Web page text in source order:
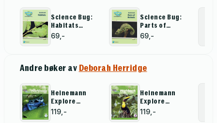
Science Bug:
Habitats
Workbook
69,-
Science Bug:
Parts of
animals
Workbook
69,-
Andre bøker av Deborah Herridge
Heinemann
Explore
Science 2nd
International
119,-
Heinemann
Explore
Science 2nd
International
119,-